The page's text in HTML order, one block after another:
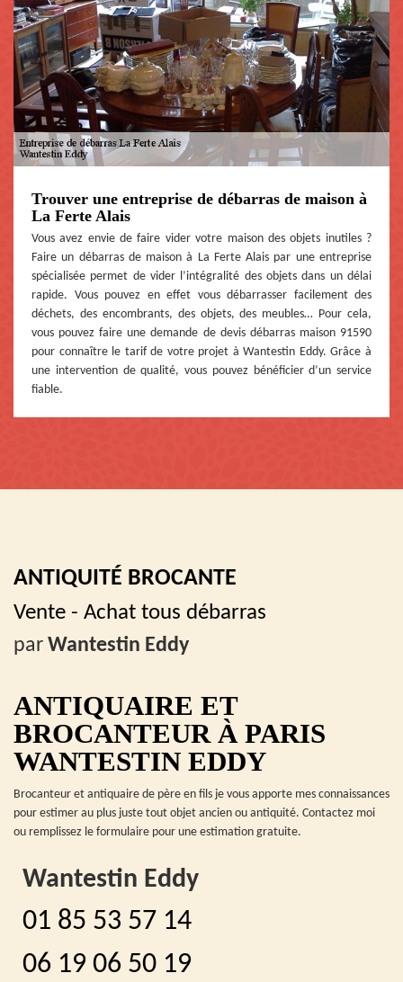
Trouver une entreprise de débarras de maison à
La Ferte Alais
Vous avez envie de faire vider votre maison des objets inutiles ?
Faire un débarras de maison à La Ferte Alais par une entreprise
spécialisée permet de vider l’intégralité des objets dans un délai
rapide. Vous pouvez en effet vous débarrasser facilement des
déchets, des encombrants, des objets, des meubles… Pour cela,
vous pouvez faire une demande de devis débarras maison 91590
pour connaître le tarif de votre projet à Wantestin Eddy. Grâce à
une intervention de qualité, vous pouvez bénéficier d’un service
fiable.
ANTIQUITÉ BROCANTE
Vente - Achat tous débarras
par Wantestin Eddy
ANTIQUAIRE ET
BROCANTEUR À PARIS
WANTESTIN EDDY
Brocanteur et antiquaire de père en fils je vous apporte mes connaissances
pour estimer au plus juste tout objet ancien ou antiquité. Contactez moi
ou remplissez le formulaire pour une estimation gratuite.
Wantestin Eddy
01 85 53 57 14
06 19 06 50 19